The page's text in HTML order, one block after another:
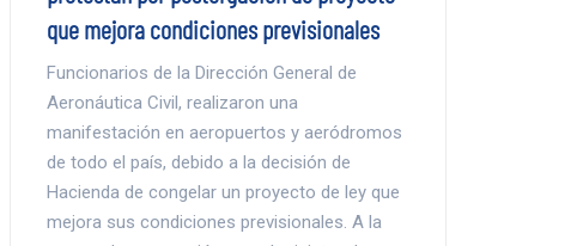
que mejora condiciones previsionales
Funcionarios de la Dirección General de
Aeronáutica Civil, realizaron una
manifestación en aeropuertos y aeródromos
de todo el país, debido a la decisión de
Hacienda de congelar un proyecto de ley que
mejora sus condiciones previsionales. A la